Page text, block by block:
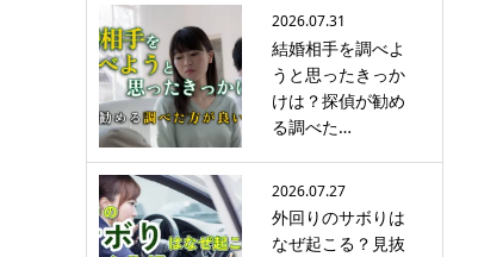
2026.07.31
結婚相手を調べよ
うと思ったきっか
けは？探偵が勧め
る調べた…
2026.07.27
外回りのサボりは
なぜ起こる？見抜